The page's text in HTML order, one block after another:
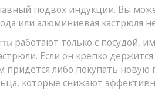
подвох индукции. Вы
или алюминиевая кастрюля
работают только с посудой,
Если он крепко
придется либо покупать
которые снижают